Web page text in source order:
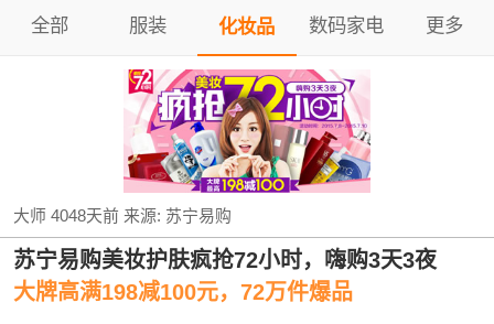
全部 服装 化妆品 数码家电 更多
大师 4048天前来源: 苏宁易购
苏宁易购美妆护肤疯抢72小时，嗨购3天3夜
大牌高满198减100元，72万件爆品